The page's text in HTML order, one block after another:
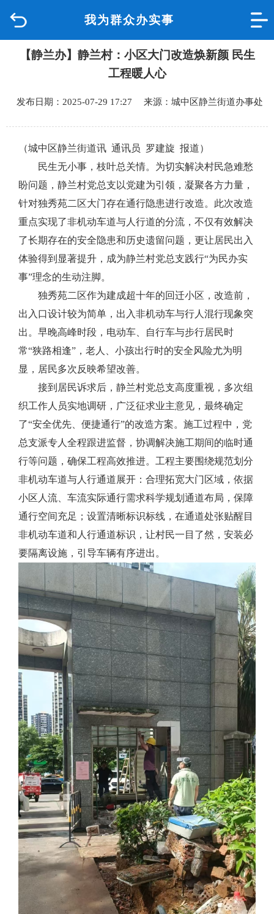
我为群众办实事
品质城中
政府信息公开
互动回应
数据专题
【静兰办】静兰村：小区大门改造焕新颜 民生
工程暖人心
发布日期：2025-07-29 17:27 来源：城中区静兰街道办事处
（城中区静兰街道讯 通讯员 罗建旋 报道）
民生无小事，枝叶总关情。 为切实解决村民急难愁
盼问题，静兰村党总支以党建为引领，凝聚各方力量，
针对独秀苑二区大门存在通行隐患进行改造。 此次改造
重点实现了非机动车道与人行道的分流 ，不仅有效解决
了长期存在的安全隐患和历史遗留问题，更让居民出入
体验得到显著提升，成为静兰村党总支践行“为民办实
事”理念的生动注脚。
独秀苑二区作为建成超十年的回迁小区 ， 改造前，
出入口设计较为简单， 出入非机动车与行人混行现象突
出。早晚高峰时段，电动车、自行车与步行居民时
常“狭路相逢”，老人、小孩出行时的安全风险尤为明
显 ， 居民多次反映希望改善。
接到居民诉求后， 静兰村党总支高度重视，多次组
织工作人员实地调研，广泛征求业主意见，最终确定
了“安全优先、便捷通行”的改造方案。施工过程中， 党
总支派专人 全程跟进监督，协调解决施工期间的临时通
行等问题，确保工程高效推进。工程主要围绕规范划分
非机动车道与人行通道展开：合理拓宽大门区域，依据
小区人流、车流实际通行需求科学规划通道布局，保障
通行空间充足；设置清晰标识标线，在通道处张贴醒目
非机动车道和人行通道标识，让村民一目了然 ， 安装必
要隔离设施，引导车辆有序进出。